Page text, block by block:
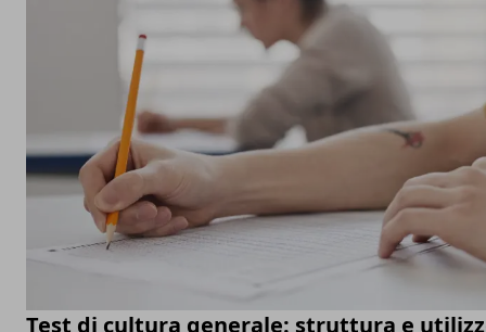
Test di cultura generale: struttura e